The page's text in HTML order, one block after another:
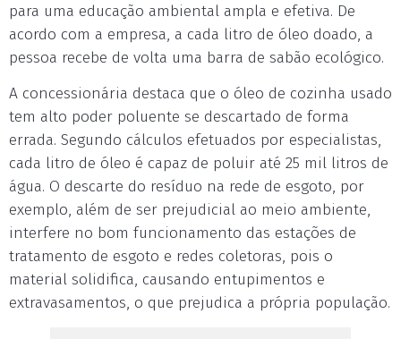
para uma educação ambiental ampla e efetiva. De
acordo com a empresa, a cada litro de óleo doado, a
pessoa recebe de volta uma barra de sabão ecológico.
A concessionária destaca que o óleo de cozinha usado
tem alto poder poluente se descartado de forma
errada. Segundo cálculos efetuados por especialistas,
cada litro de óleo é capaz de poluir até 25 mil litros de
água. O descarte do resíduo na rede de esgoto, por
exemplo, além de ser prejudicial ao meio ambiente,
interfere no bom funcionamento das estações de
tratamento de esgoto e redes coletoras, pois o
material solidifica, causando entupimentos e
extravasamentos, o que prejudica a própria população.